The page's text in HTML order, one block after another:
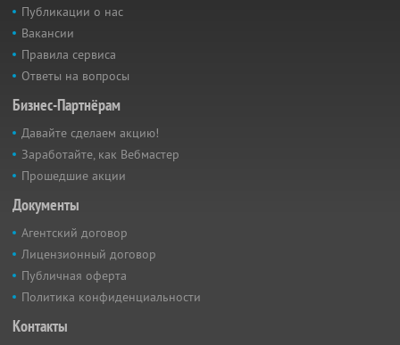
Публикации о нас
Вакансии
Правила сервиса
Ответы на вопросы
Бизнес-Партнёрам
Давайте сделаем акцию!
Заработайте, как Вебмастер
Прошедшие акции
Документы
Агентский договор
Лицензионный договор
Публичная оферта
Политика конфиденциальности
Контакты